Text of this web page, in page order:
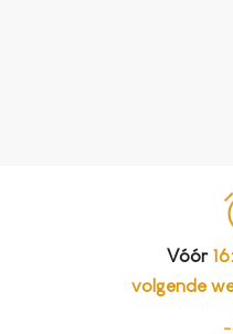
Vóór
volgende